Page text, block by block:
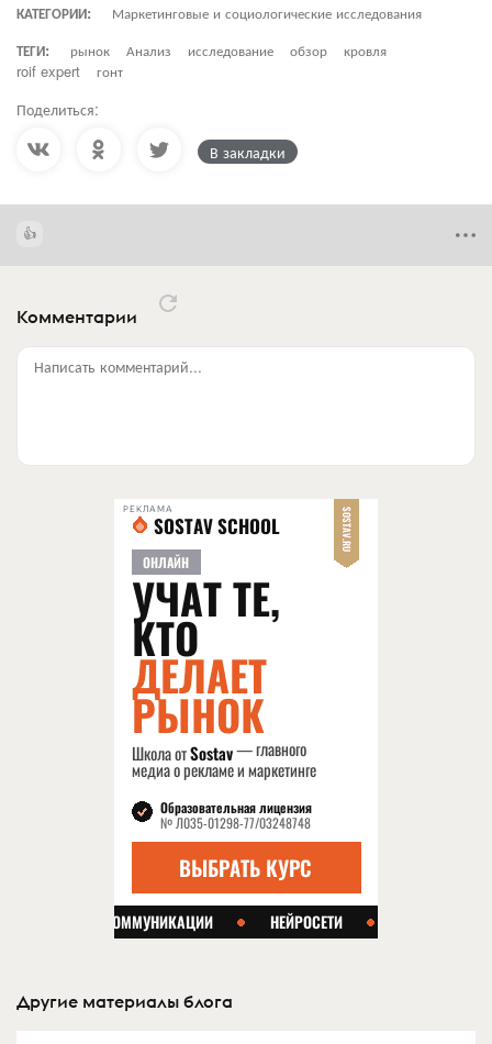
КАТЕГОРИИ:
Маркетинговые и социологические исследования
ТЕГИ:
рынок Анализ исследование обзор
кровля
roif expert
гонт
Поделиться:
В закладки
Комментарии
Написать комментарий...
РЕКЛАМА
Другие материалы блога